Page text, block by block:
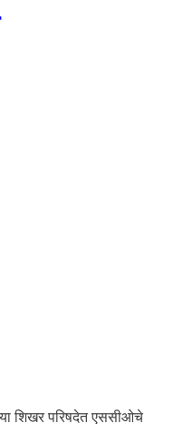
शिखर परिषदेत एससीओचे